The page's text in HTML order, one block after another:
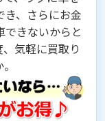
き、さらにお金
できないからと
気軽に買取り